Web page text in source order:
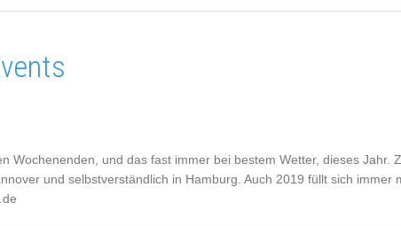
Wochenenden, und das fast immer bei bestem Wetter, dieses Jahr.
und selbstverständlich in Hamburg. Auch 2019 füllt sich immer